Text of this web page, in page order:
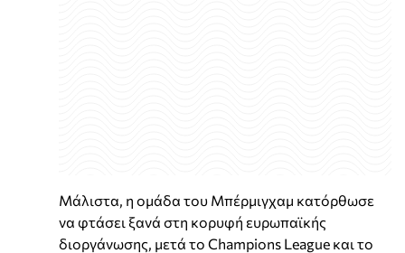
Μάλιστα, η ομάδα του Μπέρμιγχαμ κατόρθωσε
να φτάσει ξανά στη κορυφή ευρωπαϊκής
διοργάνωσης, μετά το Champions League και το